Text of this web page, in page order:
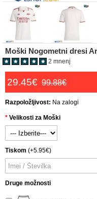
Moški Nogometni dresi
2 mnenj
29.45€ 99.88€
Razpoložljivost: Na zalogi
Velikosti za Moški
Tiskom (+5.95€)
Druge možnosti